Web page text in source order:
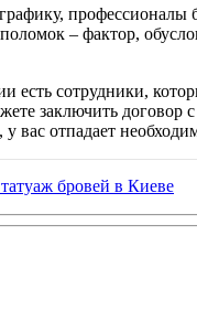
поломок – фактор,
есть сотрудники,
заключить договор
вас отпадает
бровей в Киеве